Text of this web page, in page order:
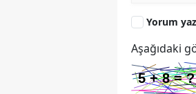
Yorum
Aşağıdaki